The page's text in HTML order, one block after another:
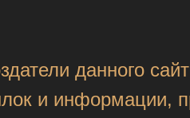
данного
и информации,